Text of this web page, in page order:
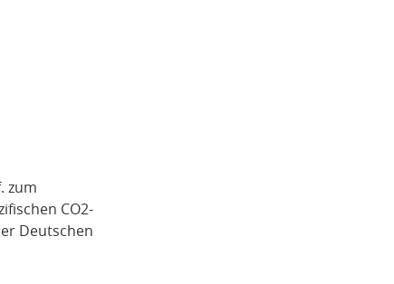
zum
CO2-
Deutschen